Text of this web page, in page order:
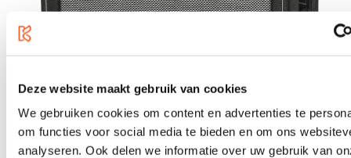
Deze website maakt gebruik van cookies
We gebruiken cookies om content en advertenties te
om functies voor social media te bieden en om ons
analyseren. Ook delen we informatie over uw gebruik van